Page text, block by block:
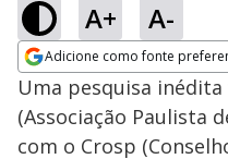
A+ A-
Adicione como fonte
Opens in new window
Uma pesquisa
(Associação Paulista
com o Crosp